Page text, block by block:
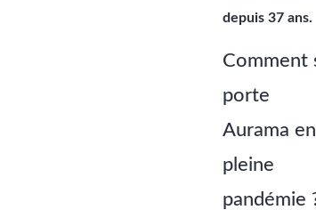
depuis 37 ans.
Comment
porte
Aurama en
pleine
pandémie